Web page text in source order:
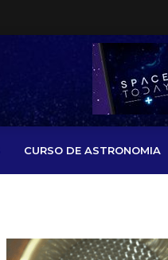
CURSO DE ASTRONOMIA